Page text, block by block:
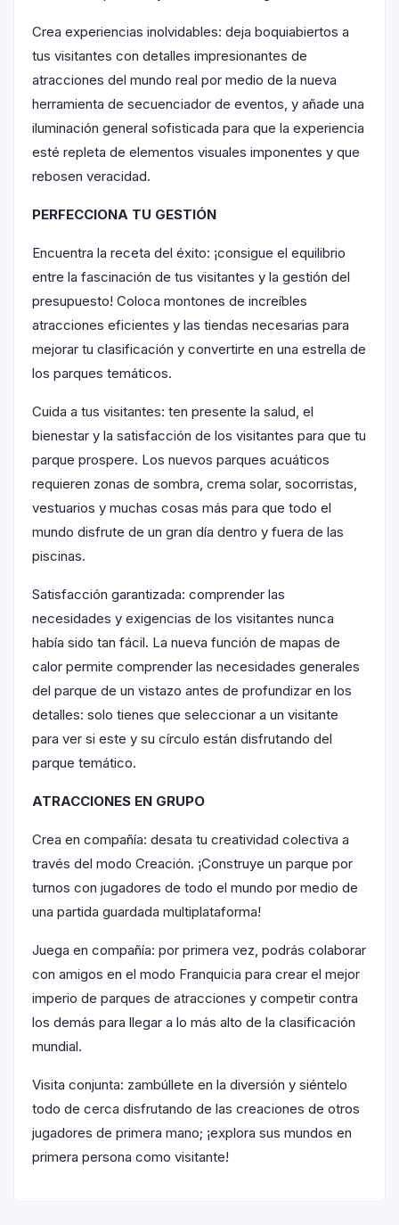
Crea experiencias inolvidables: deja boquiabiertos a
tus visitantes con detalles impresionantes de
atracciones del mundo real por medio de la nueva
herramienta de secuenciador de eventos, y añade una
iluminación general sofisticada para que la experiencia
esté repleta de elementos visuales imponentes y que
rebosen veracidad.
PERFECCIONA TU GESTIÓN
Encuentra la receta del éxito: ¡consigue el equilibrio
entre la fascinación de tus visitantes y la gestión del
presupuesto! Coloca montones de increíbles
atracciones eficientes y las tiendas necesarias para
mejorar tu clasificación y convertirte en una estrella de
los parques temáticos.
Cuida a tus visitantes: ten presente la salud, el
bienestar y la satisfacción de los visitantes para que tu
parque prospere. Los nuevos parques acuáticos
requieren zonas de sombra, crema solar, socorristas,
vestuarios y muchas cosas más para que todo el
mundo disfrute de un gran día dentro y fuera de las
piscinas.
Satisfacción garantizada: comprender las
necesidades y exigencias de los visitantes nunca
había sido tan fácil. La nueva función de mapas de
calor permite comprender las necesidades generales
del parque de un vistazo antes de profundizar en los
detalles: solo tienes que seleccionar a un visitante
para ver si este y su círculo están disfrutando del
parque temático.
ATRACCIONES EN GRUPO
Crea en compañía: desata tu creatividad colectiva a
través del modo Creación. ¡Construye un parque por
turnos con jugadores de todo el mundo por medio de
una partida guardada multiplataforma!
Juega en compañía: por primera vez, podrás colaborar
con amigos en el modo Franquicia para crear el mejor
imperio de parques de atracciones y competir contra
los demás para llegar a lo más alto de la clasificación
mundial.
Visita conjunta: zambúllete en la diversión y siéntelo
todo de cerca disfrutando de las creaciones de otros
jugadores de primera mano; ¡explora sus mundos en
primera persona como visitante!